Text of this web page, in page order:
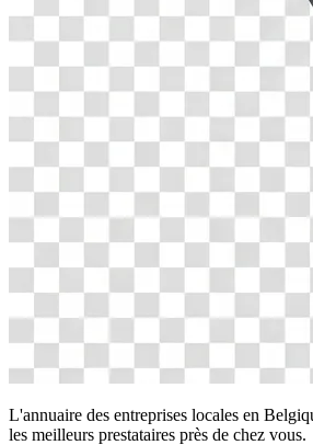
L'annuaire des entreprises locales en
les meilleurs prestataires près de chez vous.